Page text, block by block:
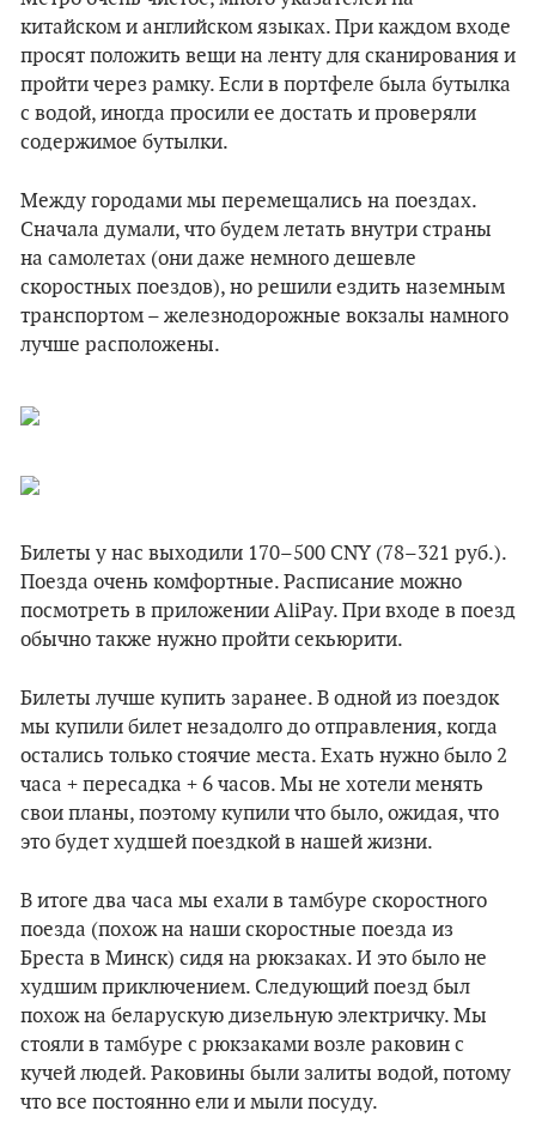
китайском и английском языках. При каждом входе
просят положить вещи на ленту для сканирования и
пройти через рамку. Если в портфеле была бутылка
с водой, иногда просили ее достать и проверяли
содержимое бутылки.
Между городами мы перемещались на поездах.
Сначала думали, что будем летать внутри страны
на самолетах (они даже немного дешевле
скоростных поездов), но решили ездить наземным
транспортом – железнодорожные вокзалы намного
лучше расположены.
Билеты у нас выходили 170–500 CNY (78–321 руб.).
Поезда очень комфортные. Расписание можно
посмотреть в приложении AliPay. При входе в поезд
обычно также нужно пройти секьюрити.
Билеты лучше купить заранее. В одной из поездок
мы купили билет незадолго до отправления, когда
остались только стоячие места. Ехать нужно было 2
часа + пересадка + 6 часов. Мы не хотели менять
свои планы, поэтому купили что было, ожидая, что
это будет худшей поездкой в нашей жизни.
В итоге два часа мы ехали в тамбуре скоростного
поезда (похож на наши скоростные поезда из
Бреста в Минск) сидя на рюкзаках. И это было не
худшим приключением. Следующий поезд был
похож на беларускую дизельную электричку. Мы
стояли в тамбуре с рюкзаками возле раковин с
кучей людей. Раковины были залиты водой, потому
что все постоянно ели и мыли посуду.